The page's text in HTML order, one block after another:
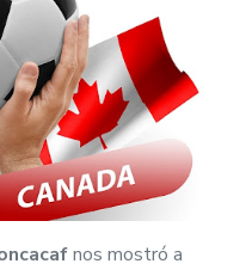
nos mostró a